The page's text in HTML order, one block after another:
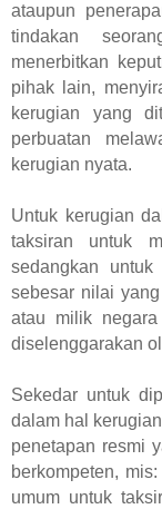
ataupun
tindakan
menerbitkan
pihak lain,
kerugian yang
perbuatan
kerugian nyata.
Untuk kerugian
taksiran untuk
sedangkan
sebesar nilai
atau milik negara
diselenggarakan
Sekedar untuk
dalam hal
penetapan resmi
berkompeten,
umum untuk